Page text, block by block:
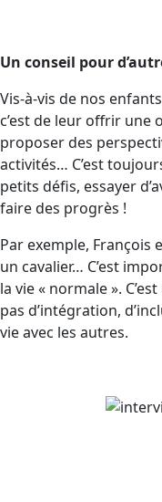
Un conseil pour
Vis-à-vis de nos
c’est de leur offrir
proposer des
activités… C’est
petits défis, essayer
faire des progrès !
Par exemple, François
un cavalier… C’est
la vie « normale ».
pas d’intégration,
vie avec les autres.